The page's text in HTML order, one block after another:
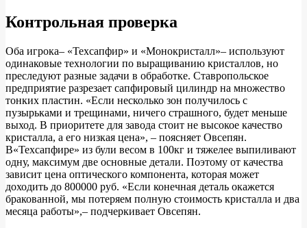
Контрольная проверка
Оба игрока– «Техсапфир» и «Монокристалл»– используют
одинаковые технологии по выращиванию кристаллов, но
преследуют разные задачи в обработке. Ставропольское
предприятие разрезает сапфировый цилиндр на множество
тонких пластин. «Если несколько зон получилось с
пузырьками и трещинами, ничего страшного, будет меньше
выход. В приоритете для завода стоит не высокое качество
кристалла, а его низкая цена», – поясняет Овсепян.
В«Техсапфире» из були весом в 100кг и тяжелее выпиливают
одну, максимум две основные детали. Поэтому от качества
зависит цена оптического компонента, которая может
доходить до 800000 руб. «Если конечная деталь окажется
бракованной, мы потеряем полную стоимость кристалла и два
месяца работы»,– подчеркивает Овсепян.